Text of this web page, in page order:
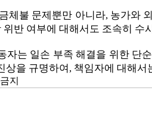
체불 문제뿐만 아니라, 농가
반 여부에 대해서도 조속히 수
는 일손 부족 해결을 위한
을 규명하여, 책임자에 대해서
지